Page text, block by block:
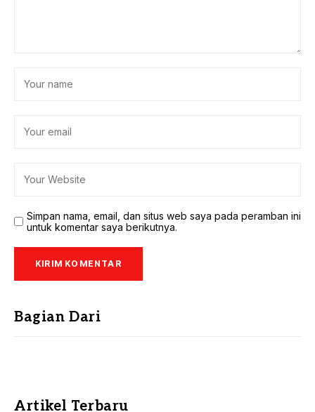
Simpan nama, email, dan situs web saya pada peramban ini
untuk komentar saya berikutnya.
Bagian Dari
Artikel Terbaru